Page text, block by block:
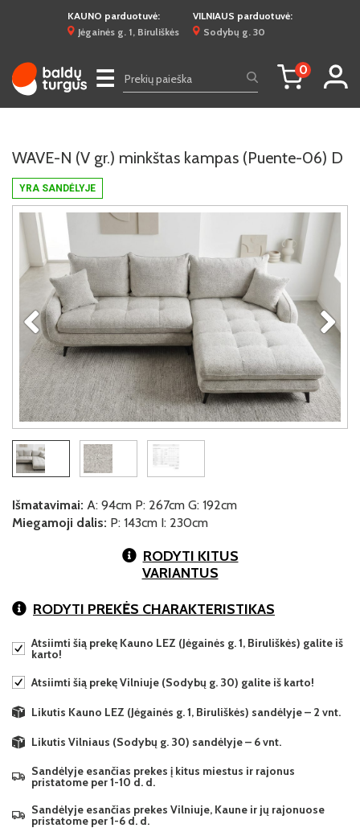
KAUNO parduotuvė:
Jėgainės g. 1, Biruliškės
VILNIAUS parduotuvė:
Sodybų g. 30
☰ 0
YRA SANDĖLYJE
WAVE-N (V gr.) minkštas kampas (Puente-06) D
Išmatavimai: A: 94cm P: 267cm G: 192cm
Miegamoji dalis: P: 143cm I: 230cm
RODYTI KITUS
VARIANTUS
RODYTI PREKĖS CHARAKTERISTIKAS
Atsiimti šią prekę Kauno LEZ (Jėgainės g. 1, Biruliškės) galite iš
karto!
Atsiimti šią prekę Vilniuje (Sodybų g. 30) galite iš karto!
Likutis Kauno LEZ (Jėgainės g. 1, Biruliškės) sandėlyje – 2 vnt.
Likutis Vilniaus (Sodybų g. 30) sandėlyje – 6 vnt.
Sandėlyje esančias prekes į kitus miestus ir rajonus
pristatome per 1-10 d. d.
Sandėlyje esančias prekes Vilniuje, Kaune ir jų rajonuose
pristatome per 1-6 d. d.